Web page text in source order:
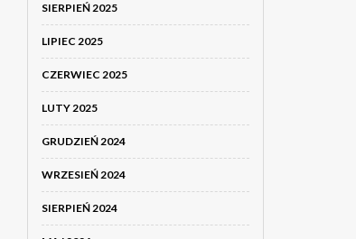
SIERPIEŃ 2025
LIPIEC 2025
CZERWIEC 2025
LUTY 2025
GRUDZIEŃ 2024
WRZESIEŃ 2024
SIERPIEŃ 2024